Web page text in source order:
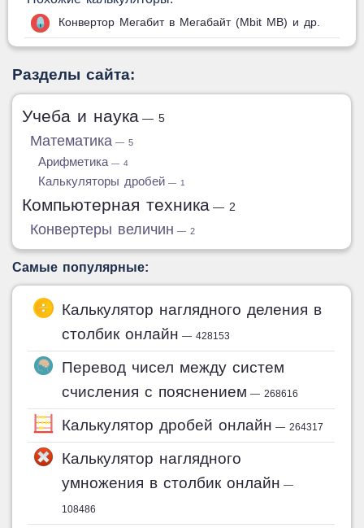
Конвертор Мегабит в Мегабайт (Mbit MB) и др.
Разделы сайта:
Учеба и наука — 5
Математика — 5
Арифметика — 4
Калькуляторы дробей — 1
Компьютерная техника — 2
Конвертеры величин — 2
Самые популярные:
Калькулятор наглядного деления в
столбик онлайн — 428153
Перевод чисел между систем
счисления с пояснением — 268616
Калькулятор дробей онлайн — 264317
Калькулятор наглядного
умножения в столбик онлайн —
108486